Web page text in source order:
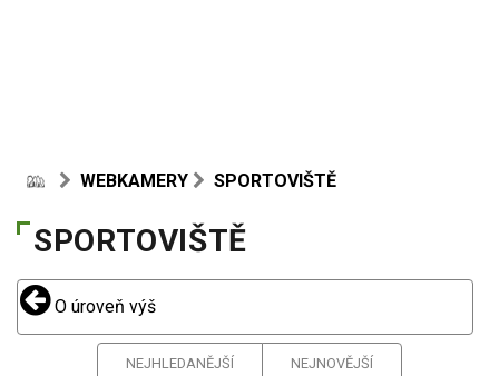
WEBKAMERY SPORTOVIŠTĚ
SPORTOVIŠTĚ
O úroveň výš
NEJHLEDANĚJŠÍ NEJNOVĚJŠÍ